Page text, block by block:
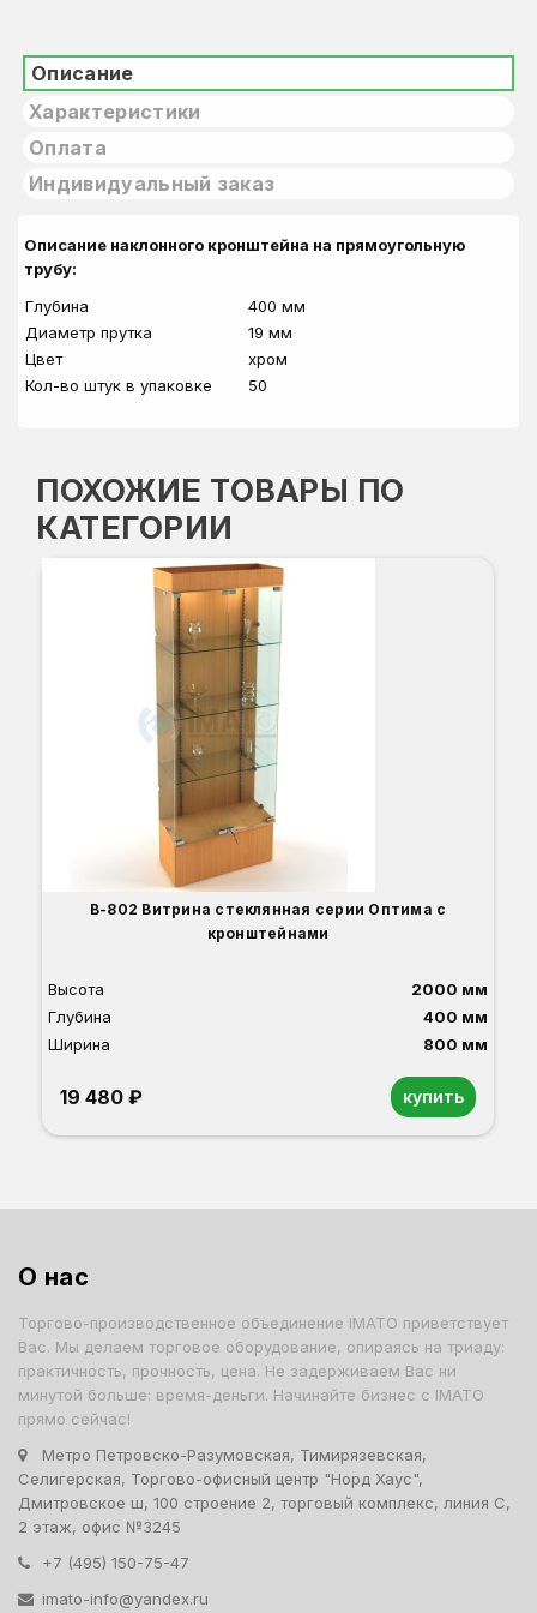
Описание
Характеристики
Оплата
Индивидуальный заказ
Описание наклонного кронштейна на прямоугольную
трубу:
Глубина
400 мм
Диаметр прутка
19 мм
Цвет
хром
Кол-во штук в упаковке
50
ПОХОЖИЕ ТОВАРЫ ПО
КАТЕГОРИИ
В-802 Витрина стеклянная серии Оптима с
кронштейнами
Высота
2000 мм
Глубина
400 мм
Ширина
800 мм
19 480 ₽ купить
О нас
Торгово-производственное объединение IMATO приветствует
Вас. Мы делаем торговое оборудование, опираясь на триаду:
практичность, прочность, цена. Не задерживаем Вас ни
минутой больше: время-деньги. Начинайте бизнес с IMATO
прямо сейчас!
Метро Петровско-Разумовская, Тимирязевская,
Селигерская, Торгово-офисный центр "Норд Хаус",
Дмитровское ш, 100 строение 2, торговый комплекс, линия С,
2 этаж, офис №3245
+7 (495) 150-75-47
imato-info@yandex.ru